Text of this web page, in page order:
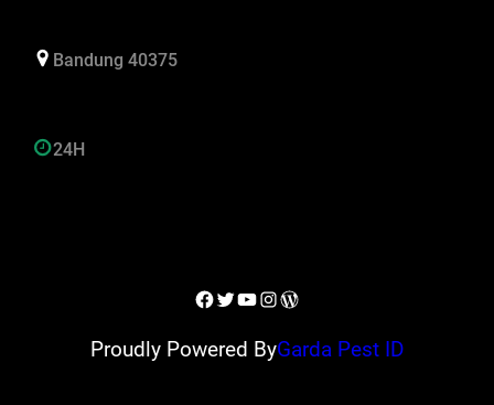
Bandung 40375
24H
Facebook
Twitter
YouTube
Instagram
WordPress
Proudly Powered ByGarda Pest ID